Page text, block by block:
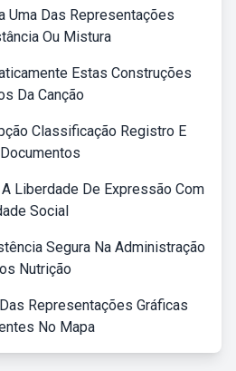
Uma Das Representações
Ou Mistura
Estas Construções
Da Canção
Classificação Registro E
Liberdade De Expressão Com
Social
Segura Na Administração
Nutrição
Representações Gráficas
No Mapa